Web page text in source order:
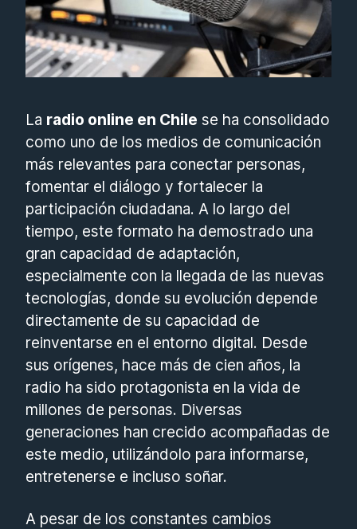
La radio online en Chile se ha consolidado
como uno de los medios de comunicación
más relevantes para conectar personas,
fomentar el diálogo y fortalecer la
participación ciudadana. A lo largo del
tiempo, este formato ha demostrado una
gran capacidad de adaptación,
especialmente con la llegada de las nuevas
tecnologías, donde su evolución depende
directamente de su capacidad de
reinventarse en el entorno digital. Desde
sus orígenes, hace más de cien años, la
radio ha sido protagonista en la vida de
millones de personas. Diversas
generaciones han crecido acompañadas de
este medio, utilizándolo para informarse,
entretenerse e incluso soñar.
A pesar de los constantes cambios